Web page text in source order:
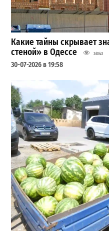
Какие тайны скрывает
стеной» в Одессе
34143
30-07-2026 в 19:58